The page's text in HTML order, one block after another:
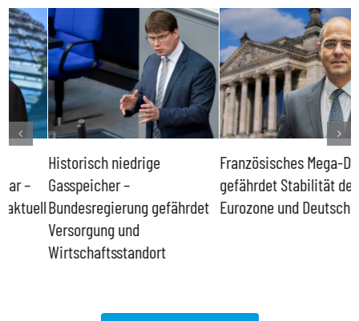
Historisch niedrige
Gasspeicher –
Bundesregierung gefährdet
Versorgung und
Wirtschaftsstandort
Französisches Mega-Defizit
gefährdet Stabilität der
Eurozone und Deutschlands